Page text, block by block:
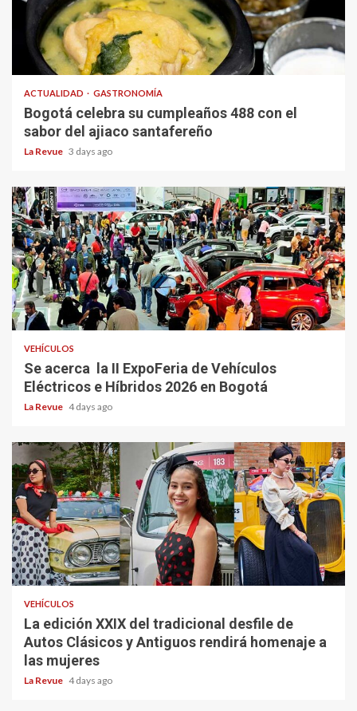
ACTUALIDAD GASTRONOMÍA
Bogotá celebra su cumpleaños 488 con el
sabor del ajiaco santafereño
La Revue 3 days ago
VEHÍCULOS
Se acerca la II ExpoFeria de Vehículos
Eléctricos e Híbridos 2026 en Bogotá
La Revue 4 days ago
VEHÍCULOS
La edición XXIX del tradicional desfile de
Autos Clásicos y Antiguos rendirá homenaje a
las mujeres
La Revue 4 days ago